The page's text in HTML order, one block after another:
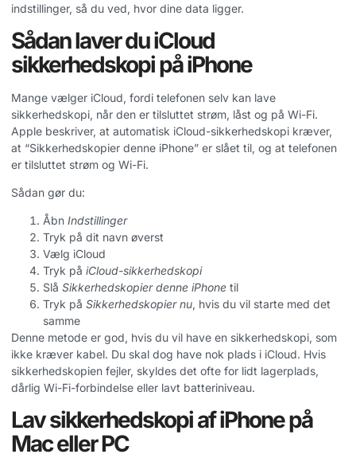
indstillinger, så du ved, hvor dine data ligger.
Sådan laver du iCloud
sikkerhedskopi på iPhone
Mange vælger iCloud, fordi telefonen selv kan lave
sikkerhedskopi, når den er tilsluttet strøm, låst og på Wi-Fi.
Apple beskriver, at automatisk iCloud-sikkerhedskopi kræver,
at “Sikkerhedskopier denne iPhone” er slået til, og at telefonen
er tilsluttet strøm og Wi-Fi.
Sådan gør du:
Åbn Indstillinger
Tryk på dit navn øverst
Vælg iCloud
Tryk på iCloud-sikkerhedskopi
Slå Sikkerhedskopier denne iPhone til
Tryk på Sikkerhedskopier nu, hvis du vil starte med det
samme
Denne metode er god, hvis du vil have en sikkerhedskopi, som
ikke kræver kabel. Du skal dog have nok plads i iCloud. Hvis
sikkerhedskopien fejler, skyldes det ofte for lidt lagerplads,
dårlig Wi-Fi-forbindelse eller lavt batteriniveau.
Lav sikkerhedskopi af iPhone på
Mac eller PC